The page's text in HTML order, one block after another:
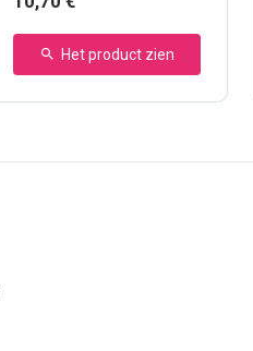
Het product zien